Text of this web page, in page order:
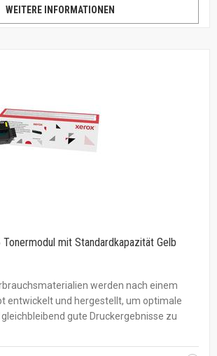
WEITERE INFORMATIONEN
mit Standardkapazität Gelb
werden nach einem
entwickelt und hergestellt, um optimale
gute Druckergebnisse zu